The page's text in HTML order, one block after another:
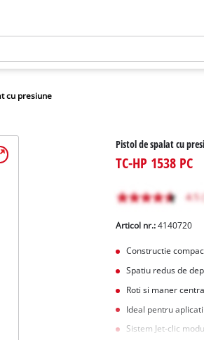
cu presiune
Pistol de spalat cu
TC-HP 1538 PC
Articol nr.: 4140720
Constructie
Spatiu redus de
Roti si maner
Ideal pentru
Sistem Jet-clic